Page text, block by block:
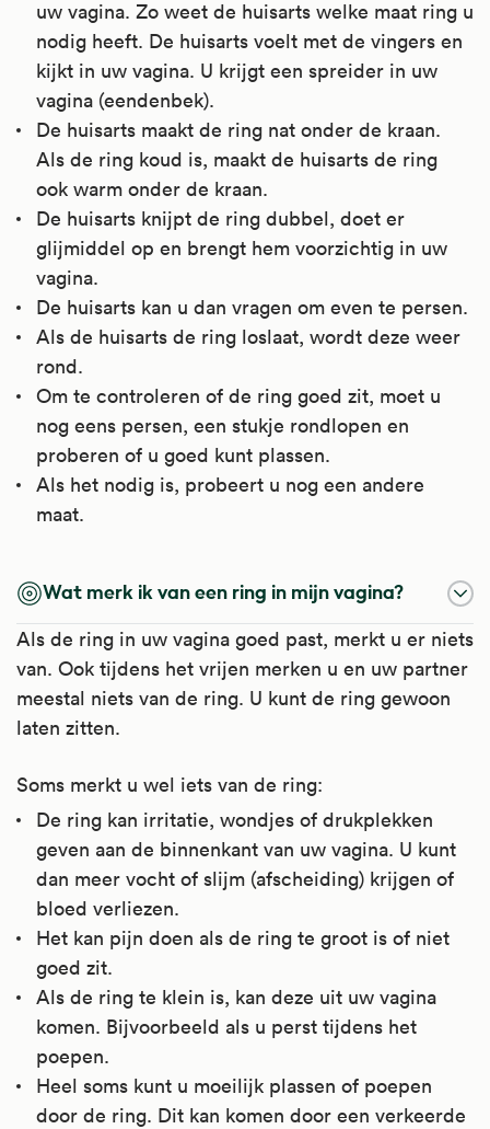
uw vagina. Zo weet de huisarts welke maat ring u
nodig heeft. De huisarts voelt met de vingers en
kijkt in uw vagina. U krijgt een spreider in uw
vagina (eendenbek).
De huisarts maakt de ring nat onder de kraan.
Als de ring koud is, maakt de huisarts de ring
ook warm onder de kraan.
De huisarts knijpt de ring dubbel, doet er
glijmiddel op en brengt hem voorzichtig in uw
vagina.
De huisarts kan u dan vragen om even te persen.
Als de huisarts de ring loslaat, wordt deze weer
rond.
Om te controleren of de ring goed zit, moet u
nog eens persen, een stukje rondlopen en
proberen of u goed kunt plassen.
Als het nodig is, probeert u nog een andere
maat.
Wat merk ik van een ring in mijn vagina?
Als de ring in uw vagina goed past, merkt u er niets
van. Ook tijdens het vrijen merken u en uw partner
meestal niets van de ring. U kunt de ring gewoon
laten zitten.
Soms merkt u wel iets van de ring:
De ring kan irritatie, wondjes of drukplekken
geven aan de binnenkant van uw vagina. U kunt
dan meer vocht of slijm (afscheiding) krijgen of
bloed verliezen.
Het kan pijn doen als de ring te groot is of niet
goed zit.
Als de ring te klein is, kan deze uit uw vagina
komen. Bijvoorbeeld als u perst tijdens het
poepen.
Heel soms kunt u moeilijk plassen of poepen
door de ring. Dit kan komen door een verkeerde